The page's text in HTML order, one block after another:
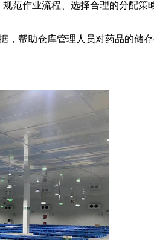
范作业流程、选择合理的分配策
，帮助仓库管理人员对药品的储